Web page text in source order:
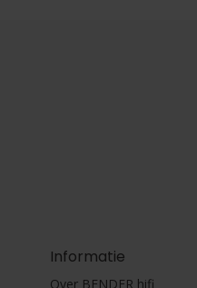
Informatie
Over BENDER hifi